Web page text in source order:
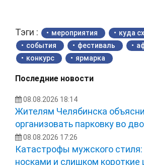
Тэги : мероприятия
куда
события
фестиваль
конкурс
ярмарка
Последние новости
08.08.2026 18:14
Жителям Челябинска
организовать парковку во
08.08.2026 17:26
Катастрофы мужского
носками и слишком короткие